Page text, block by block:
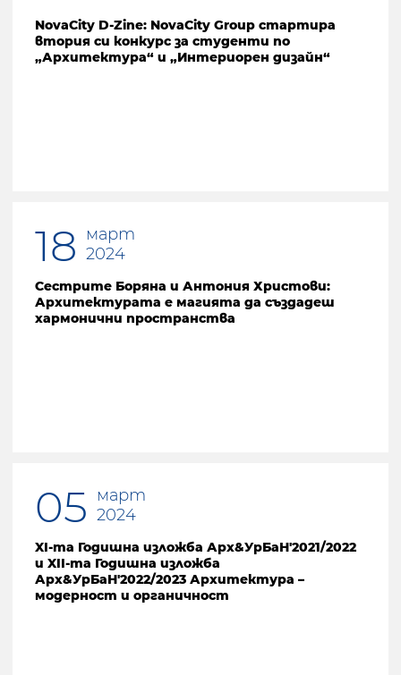
NovaCity D-Zine: NovaCity Group стартира
втория си конкурс за студенти по
„Архитектура“ и „Интериорен дизайн“
18
март
2024
Сестрите Боряна и Антония Христови:
Архитектурата е магията да създадеш
хармонични пространства
05
март
2024
XI-та Годишна изложба Арх&УрБаН'2021/2022
и XII-та Годишна изложба
Арх&УрБаН'2022/2023 Архитектура –
модерност и органичност